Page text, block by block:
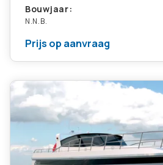
Bouwjaar:
N.N.B.
Prijs op aanvraag